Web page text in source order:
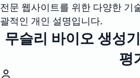
전문 웹사이트를 위한 다양한 기
괄적인 개인 설명입니다.
무슬리 바이오 생성
평